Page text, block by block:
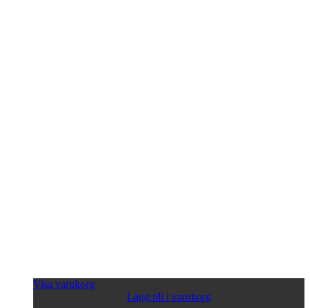
Visa varukorg
Lägg till i varukorg